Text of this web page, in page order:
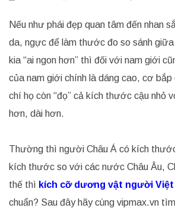
Nếu như phái đẹp quan tâm đến nhan
da, ngực để làm thước đo so sánh
kia “ai ngon hơn” thì đối với nam giới
của nam giới chính là dáng cao, cơ bắp
chí họ còn “đọ” cả kích thước cậu nhỏ
hơn, dài hơn.
Thường thì người Châu Á có kích
kích thước so với các nước Châu Âu,
thế thì kích cỡ dương vật người Việt
chuẩn? Sau đây hãy cùng vipmax.vn